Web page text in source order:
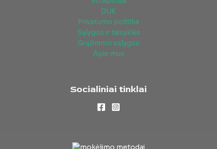
DUK
Privatumo politika
Sąlygos ir taisyklės
Grąžinimo sąlygos
Apie mus
Socialiniai tinklai